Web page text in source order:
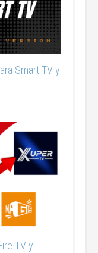
Smart TV y
TV y